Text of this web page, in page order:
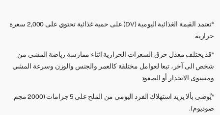
*تعتمد القيمة الغذائية اليومية (DV) على حمية غذائية تحتوي على 2,000 سعرة
حرارية
*قد يختلف معدل حرق السعرات الحرارية اثناء ممارسة رياضة المشي من
شخص الى آخر، تبعا لعوامل مختلفة كالعمر والجنس والوزن وسرعة المشي
ومستوى الانحدار أو الصعود
*يُوصى بألا يزيد استهلاك الفرد اليومي من الملح على 5 جرامات (2000 مجم
صوديوم).